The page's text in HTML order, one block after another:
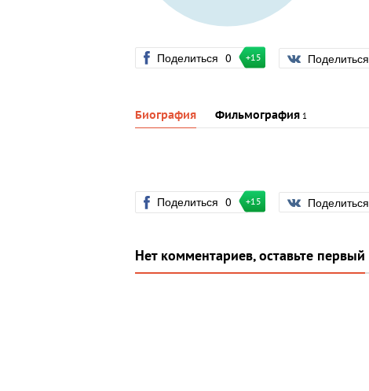
Поделиться 0 +15 Поделиться
Биография Фильмография 1
Поделиться 0 +15 Поделиться
Нет комментариев, оставьте первый